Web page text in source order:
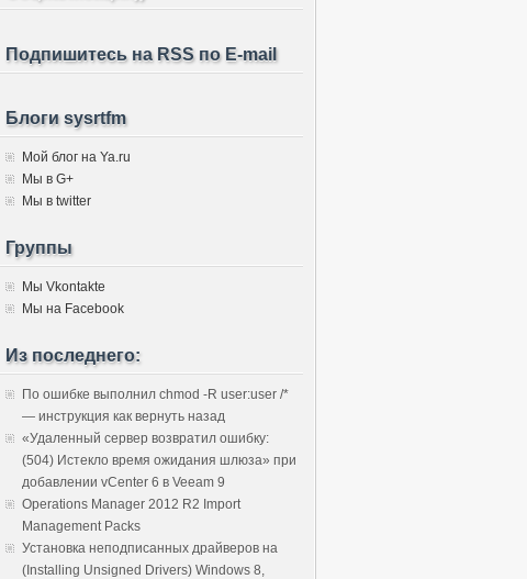
Подпишитесь на RSS по E-mail
Блоги sysrtfm
Мой блог на Ya.ru
Мы в G+
Мы в twitter
Группы
Мы Vkontakte
Мы на Facebook
Из последнего:
По ошибке выполнил chmod -R user:user /*
— инструкция как вернуть назад
«Удаленный сервер возвратил ошибку:
(504) Истекло время ожидания шлюза» при
добавлении vCenter 6 в Veeam 9
Operations Manager 2012 R2 Import
Management Packs
Установка неподписанных драйверов на
(Installing Unsigned Drivers) Windows 8,